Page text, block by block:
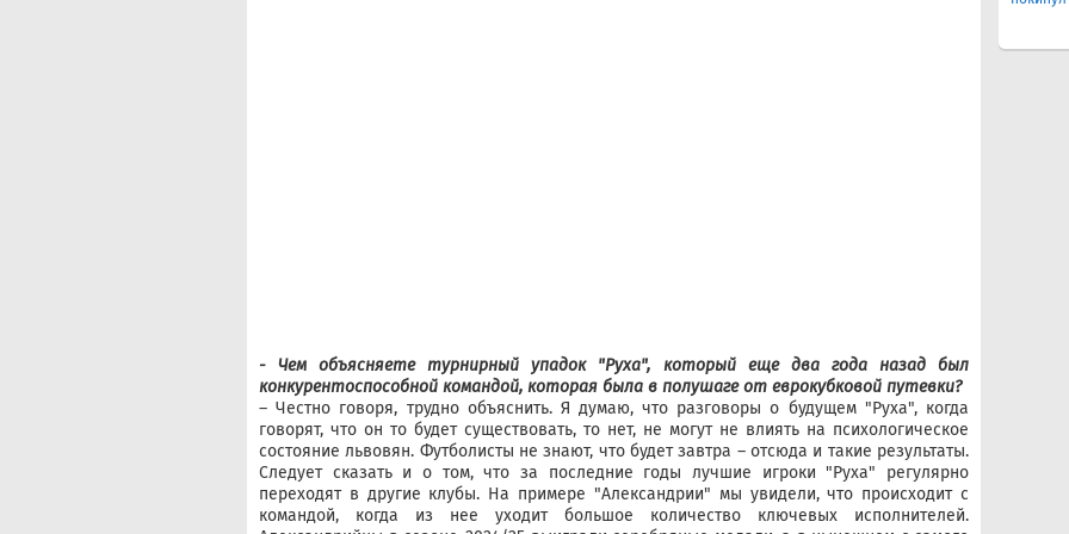
- Чем объясняете турнирный упадок "Руха", который еще два года назад был
конкурентоспособной командой, которая была в полушаге от еврокубковой путевки?
– Честно говоря, трудно объяснить. Я думаю, что разговоры о будущем "Руха", когда
говорят, что он то будет существовать, то нет, не могут не влиять на психологическое
состояние львовян. Футболисты не знают, что будет завтра – отсюда и такие результаты.
Следует сказать и о том, что за последние годы лучшие игроки "Руха" регулярно
переходят в другие клубы. На примере "Александрии" мы увидели, что происходит с
командой, когда из нее уходит большое количество ключевых исполнителей.